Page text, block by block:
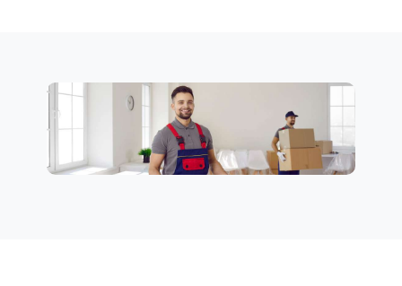
Büroumzug
Feldkirch